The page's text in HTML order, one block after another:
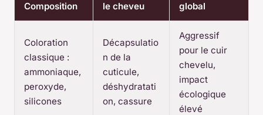
Composition le cheveu global
Coloration
classique :
ammoniaque,
peroxyde,
silicones
Décapsulatio
n de la
cuticule,
déshydratati
on, cassure
Aggressif
pour le cuir
chevelu,
impact
écologique
élevé